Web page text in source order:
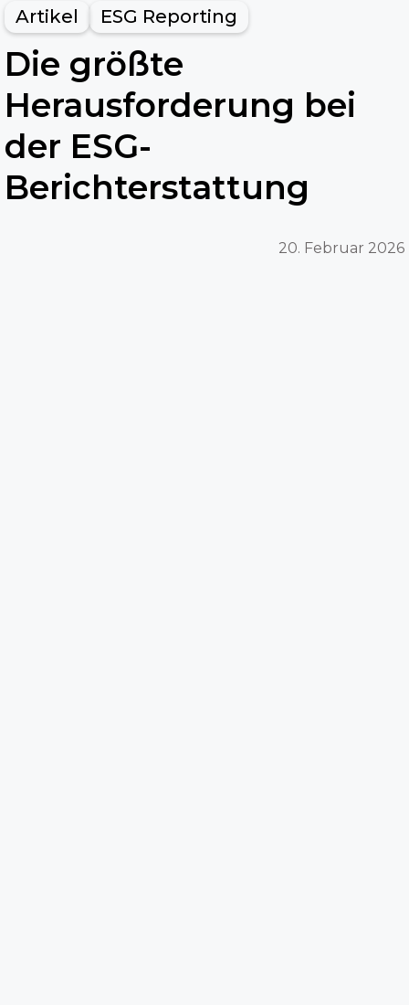
Artikel ESG Reporting
Die größte
Herausforderung bei
der ESG-
Berichterstattung
20. Februar 2026